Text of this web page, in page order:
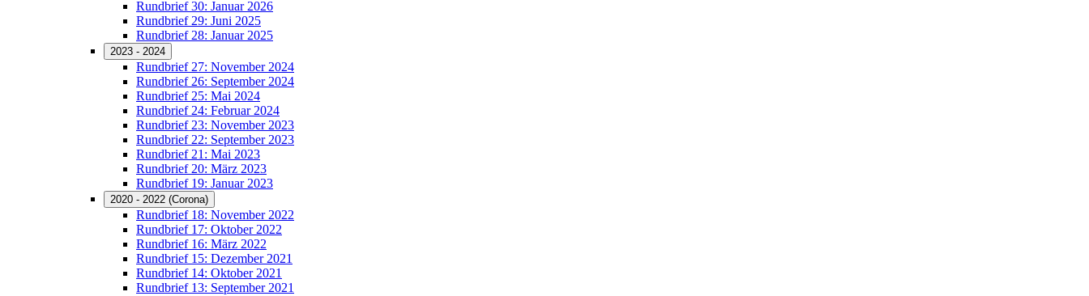
Rundbrief 30: Januar 2026
Rundbrief 29: Juni 2025
Rundbrief 28: Januar 2025
2023 - 2024
Rundbrief 27: November 2024
Rundbrief 26: September 2024
Rundbrief 25: Mai 2024
Rundbrief 24: Februar 2024
Rundbrief 23: November 2023
Rundbrief 22: September 2023
Rundbrief 21: Mai 2023
Rundbrief 20: März 2023
Rundbrief 19: Januar 2023
2020 - 2022 (Corona)
Rundbrief 18: November 2022
Rundbrief 17: Oktober 2022
Rundbrief 16: März 2022
Rundbrief 15: Dezember 2021
Rundbrief 14: Oktober 2021
Rundbrief 13: September 2021